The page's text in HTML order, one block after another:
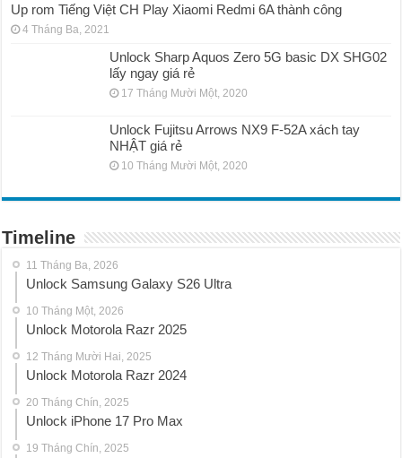
Up rom Tiếng Việt CH Play Xiaomi Redmi 6A thành công
4 Tháng Ba, 2021
Unlock Sharp Aquos Zero 5G basic DX SHG02
lấy ngay giá rẻ
17 Tháng Mười Một, 2020
Unlock Fujitsu Arrows NX9 F-52A xách tay
NHẬT giá rẻ
10 Tháng Mười Một, 2020
Timeline
11 Tháng Ba, 2026
Unlock Samsung Galaxy S26 Ultra
10 Tháng Một, 2026
Unlock Motorola Razr 2025
12 Tháng Mười Hai, 2025
Unlock Motorola Razr 2024
20 Tháng Chín, 2025
Unlock iPhone 17 Pro Max
19 Tháng Chín, 2025